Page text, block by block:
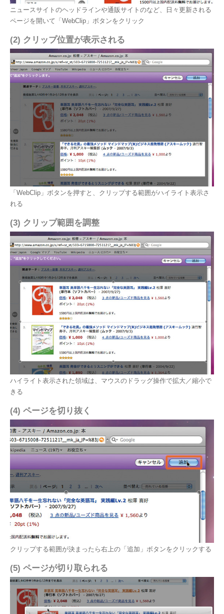
ニュースサイトのヘッドラインや通販サイトのなど、日々更新される
ページを開いて「WebClip」ボタンをクリック
(2) クリップ位置が表示される
「WebClip」ボタンを押すと、クリップする範囲がハイライト表示さ
れる
(3) クリップ範囲を調整
ハイライト表示された領域は、マウスのドラッグ操作で拡大／縮小で
きる
(4) ページを切り抜く
クリップする範囲が決まったら右上の「追加」ボタンをクリックする
(5) ページが切り取られる